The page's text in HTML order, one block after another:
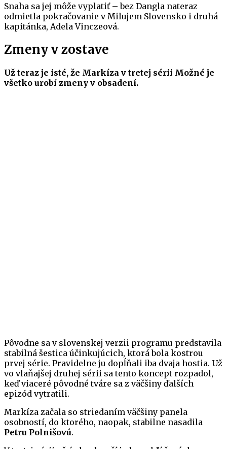
Snaha sa jej môže vyplatiť – bez Dangla nateraz
odmietla pokračovanie v Milujem Slovensko i druhá
kapitánka, Adela Vinczeová.
Zmeny v zostave
Už teraz je isté, že Markíza v tretej sérii Možné je
všetko urobí zmeny v obsadení.
Pôvodne sa v slovenskej verzii programu predstavila
stabilná šestica účinkujúcich, ktorá bola kostrou
prvej série. Pravidelne ju dopĺňali iba dvaja hostia. Už
vo vlaňajšej druhej sérii sa tento koncept rozpadol,
keď viaceré pôvodné tváre sa z väčšiny ďalších
epizód vytratili.
Markíza začala so striedaním väčšiny panela
osobností, do ktorého, naopak, stabilne nasadila
Petru Polnišovú.